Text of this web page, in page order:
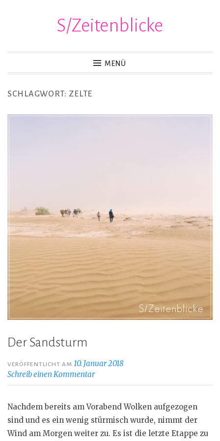
S/Zeitenblicke
MENÜ
SCHLAGWORT: ZELTE
Der Sandsturm
VERÖFFENTLICHT AM10. Januar 2018
Schreib einen Kommentar
Nachdem bereits am Vorabend Wolken aufgezogen
sind und es ein wenig stürmisch wurde, nimmt der
Wind am Morgen weiter zu. Es ist die letzte Etappe zu